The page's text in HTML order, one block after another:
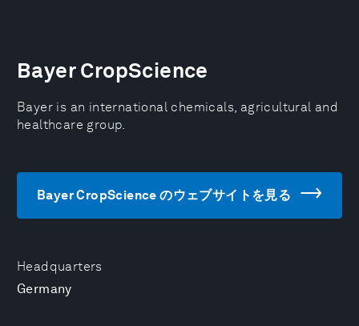
Headquarters
Germany
Bayer CropScience
Bayer is an international chemicals, agricultural and
healthcare group.
Bayer CropScience のウェブサイトを見る